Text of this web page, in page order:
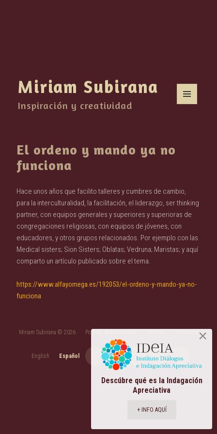
Miriam Subirana
Inspiración y creatividad
El ordeno y mando ya no
funciona
Hace unos años que facilito talleres y cumbres de cambio,
para la interculturalidad, la facilitación, el liderazgo, ser thinking
partner, con equipos generales y superiores y superioras de
congregaciones religiosas, con equipos de jóvenes, con
educadores, y otros grupos relacionados. Por ejemplo con las
Medical sisters; Sion Sisters; Oblatas; Vedruna; Maristas; y aquí
comparto un artículo publicado sobre el tema.
https://www.alfayomega.es/192053/el-ordeno-y-mando-ya-no-
funciona
Miriam Subirana © 2026 Política de privacidad
English Español
Descúbre qué es la Indagación
Apreciativa
+ INFO AQUÍ